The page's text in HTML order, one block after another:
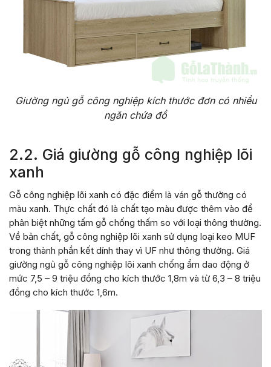
Giường ngủ gỗ công nghiệp kích thước đơn có nhiều
ngăn chứa đồ
2.2. Giá giường gỗ công nghiệp lõi
xanh
Gỗ công nghiệp lõi xanh có đặc điểm là ván gỗ thường có
màu xanh. Thực chất đó là chất tạo màu được thêm vào để
phân biệt những tấm gỗ chống thấm so với loại thông thường.
Về bản chất, gỗ công nghiệp lõi xanh sử dụng loại keo MUF
trong thành phần kết dính thay vì UF như thông thường. Giá
giường ngủ gỗ công nghiệp lõi xanh chống ẩm dao động ở
mức 7,5 – 9 triệu đồng cho kích thước 1,8m và từ 6,3 – 8 triệu
đồng cho kích thước 1,6m.